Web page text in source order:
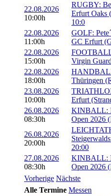
22.08.2026
10:00h
RUGBY:
Erfurt Oaks
10:0
22.08.2026
11:00h
GOLF:
GC Erfurt
22.08.2026
15:00h
Virgin
22.08.2026
18:00h
Thüringen
23.08.2026
10:00h
Erfurt
26.08.2026
08:30h
KINBALL:
Open 2026
26.08.2026
20:00h
20:00
27.08.2026
08:30h
KINBALL:
Open 2026
Vorherige Nächste
Alle Termine Messen